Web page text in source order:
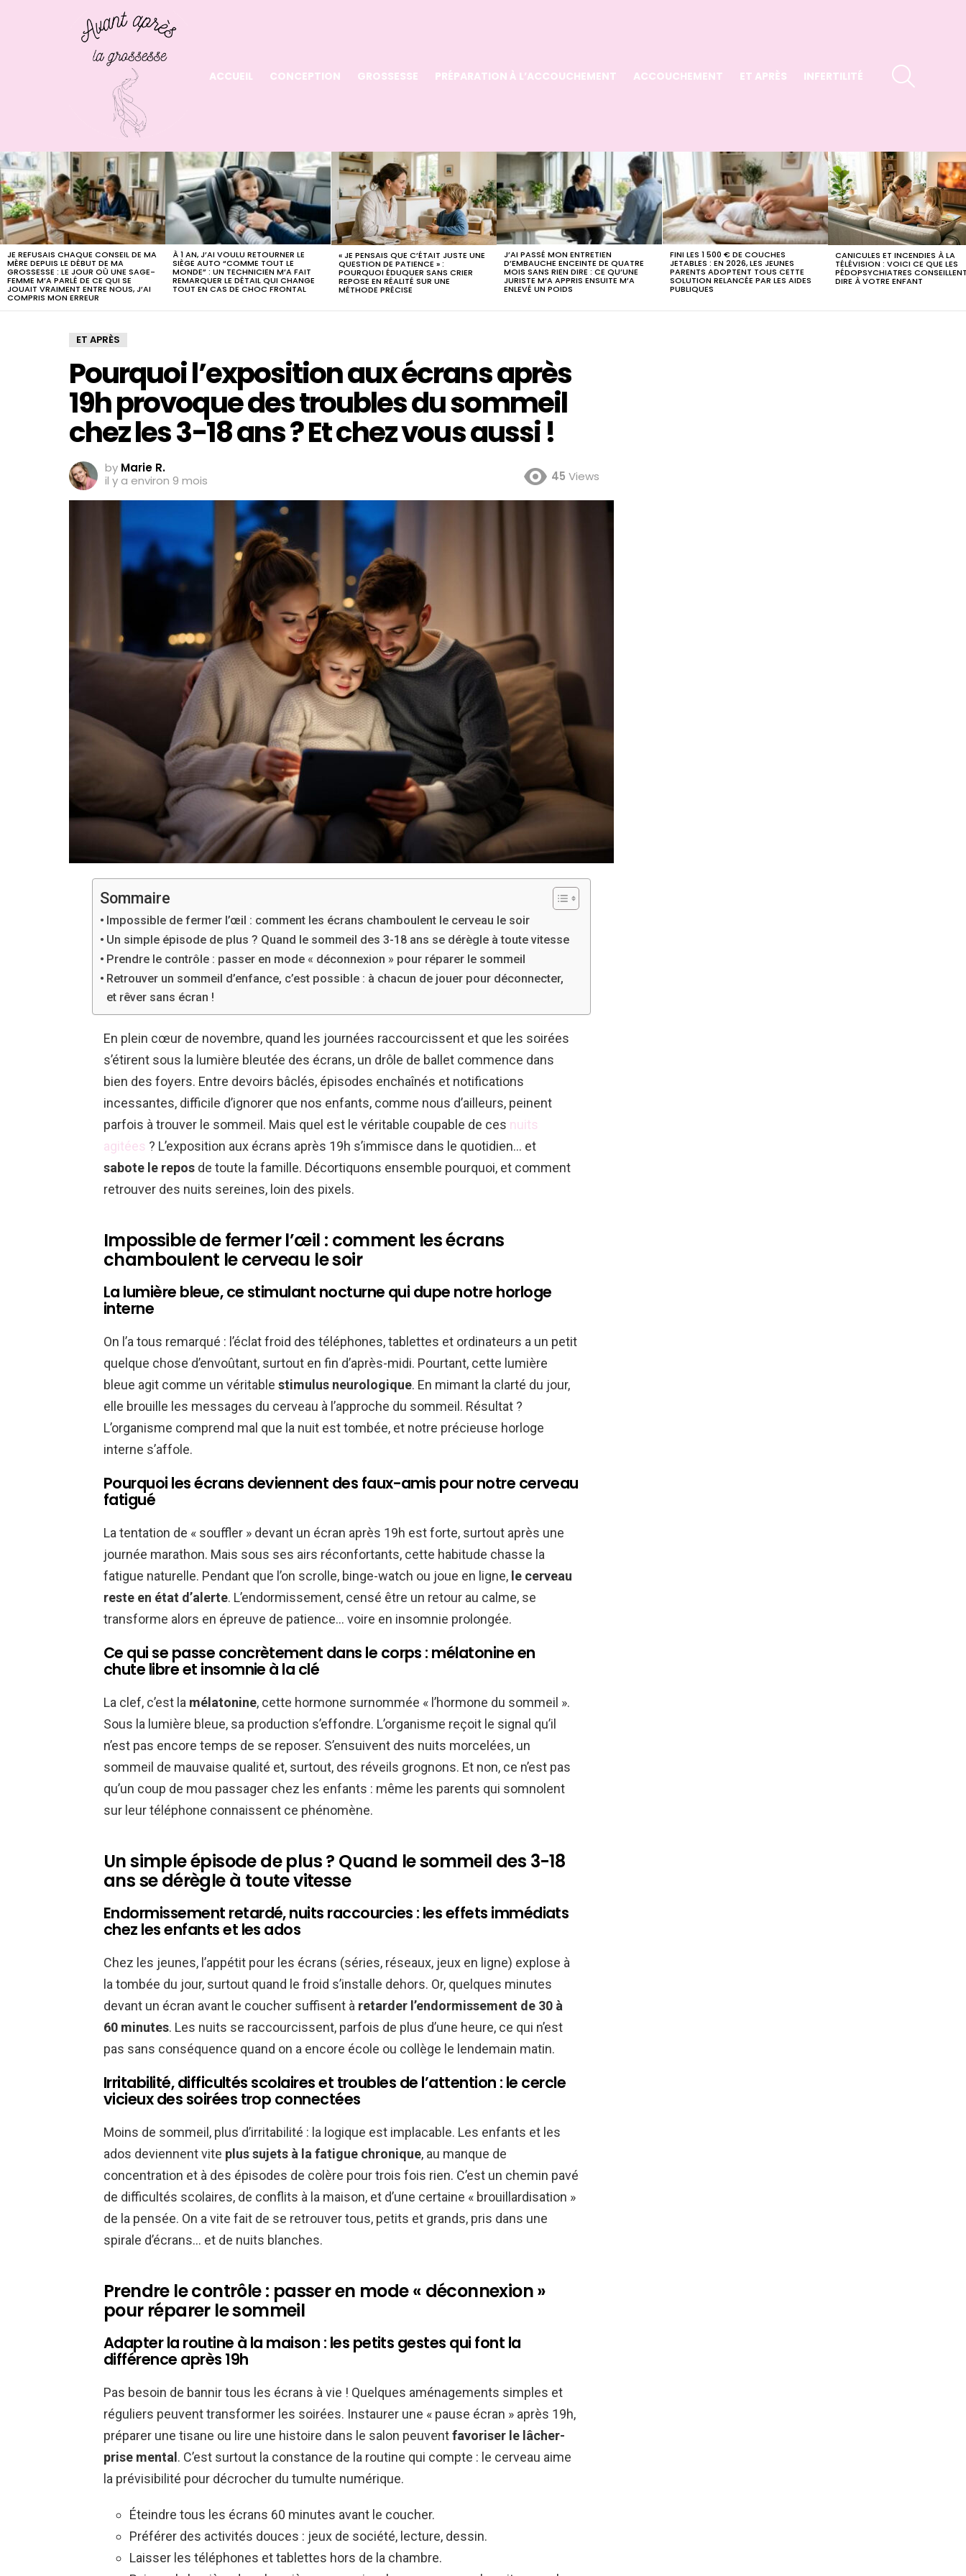
ACCUEIL CONCEPTION GROSSESSE PRÉPARATION À L’ACCOUCHEMENT ACCOUCHEMENT ET APRÈS INFERTILITÉ
LATEST
STORIES
JE REFUSAIS CHAQUE CONSEIL DE MA
MÈRE DEPUIS LE DÉBUT DE MA
GROSSESSE : LE JOUR OÙ UNE SAGE-
FEMME M’A PARLÉ DE CE QUI SE
JOUAIT VRAIMENT ENTRE NOUS, J’AI
COMPRIS MON ERREUR
À 1 AN, J’AI VOULU RETOURNER LE
SIÈGE AUTO “COMME TOUT LE
MONDE” : UN TECHNICIEN M’A FAIT
REMARQUER LE DÉTAIL QUI CHANGE
TOUT EN CAS DE CHOC FRONTAL
« JE PENSAIS QUE C’ÉTAIT JUSTE UNE
QUESTION DE PATIENCE » :
POURQUOI ÉDUQUER SANS CRIER
REPOSE EN RÉALITÉ SUR UNE
MÉTHODE PRÉCISE
J’AI PASSÉ MON ENTRETIEN
D’EMBAUCHE ENCEINTE DE QUATRE
MOIS SANS RIEN DIRE : CE QU’UNE
JURISTE M’A APPRIS ENSUITE M’A
ENLEVÉ UN POIDS
FINI LES 1 500 € DE COUCHES
JETABLES : EN 2026, LES JEUNES
PARENTS ADOPTENT TOUS CETTE
SOLUTION RELANCÉE PAR LES AIDES
PUBLIQUES
CANICULES ET INCENDIES À LA
TÉLÉVISION : VOICI CE QUE LES
PÉDOPSYCHIATRES
DIRE À VOTRE ENFANT
ET APRÈS
Pourquoi l’exposition aux écrans après
19h provoque des troubles du sommeil
chez les 3-18 ans ? Et chez vous aussi !
by Marie R.
il y a environ 9 mois
45 Views
Sommaire
Impossible de fermer l’œil : comment les écrans chamboulent le cerveau le soir
Un simple épisode de plus ? Quand le sommeil des 3-18 ans se dérègle à toute vitesse
Prendre le contrôle : passer en mode « déconnexion » pour réparer le sommeil
Retrouver un sommeil d’enfance, c’est possible : à chacun de jouer pour déconnecter,
et rêver sans écran !
En plein cœur de novembre, quand les journées raccourcissent et que les soirées
s’étirent sous la lumière bleutée des écrans, un drôle de ballet commence dans
bien des foyers. Entre devoirs bâclés, épisodes enchaînés et notifications
incessantes, difficile d’ignorer que nos enfants, comme nous d’ailleurs, peinent
parfois à trouver le sommeil. Mais quel est le véritable coupable de ces nuits
agitées ? L’exposition aux écrans après 19h s’immisce dans le quotidien… et
sabote le repos de toute la famille. Décortiquons ensemble pourquoi, et comment
retrouver des nuits sereines, loin des pixels.
Impossible de fermer l’œil : comment les écrans
chamboulent le cerveau le soir
La lumière bleue, ce stimulant nocturne qui dupe notre horloge
interne
On l’a tous remarqué : l’éclat froid des téléphones, tablettes et ordinateurs a un petit
quelque chose d’envoûtant, surtout en fin d’après-midi. Pourtant, cette lumière
bleue agit comme un véritable stimulus neurologique. En mimant la clarté du jour,
elle brouille les messages du cerveau à l’approche du sommeil. Résultat ?
L’organisme comprend mal que la nuit est tombée, et notre précieuse horloge
interne s’affole.
Pourquoi les écrans deviennent des faux-amis pour notre cerveau
fatigué
La tentation de « souffler » devant un écran après 19h est forte, surtout après une
journée marathon. Mais sous ses airs réconfortants, cette habitude chasse la
fatigue naturelle. Pendant que l’on scrolle, binge-watch ou joue en ligne, le cerveau
reste en état d’alerte. L’endormissement, censé être un retour au calme, se
transforme alors en épreuve de patience… voire en insomnie prolongée.
Ce qui se passe concrètement dans le corps : mélatonine en
chute libre et insomnie à la clé
La clef, c’est la mélatonine, cette hormone surnommée « l’hormone du sommeil ».
Sous la lumière bleue, sa production s’effondre. L’organisme reçoit le signal qu’il
n’est pas encore temps de se reposer. S’ensuivent des nuits morcelées, un
sommeil de mauvaise qualité et, surtout, des réveils grognons. Et non, ce n’est pas
qu’un coup de mou passager chez les enfants : même les parents qui somnolent
sur leur téléphone connaissent ce phénomène.
Un simple épisode de plus ? Quand le sommeil des 3-18
ans se dérègle à toute vitesse
Endormissement retardé, nuits raccourcies : les effets immédiats
chez les enfants et les ados
Chez les jeunes, l’appétit pour les écrans (séries, réseaux, jeux en ligne) explose à
la tombée du jour, surtout quand le froid s’installe dehors. Or, quelques minutes
devant un écran avant le coucher suffisent à retarder l’endormissement de 30 à
60 minutes. Les nuits se raccourcissent, parfois de plus d’une heure, ce qui n’est
pas sans conséquence quand on a encore école ou collège le lendemain matin.
Irritabilité, difficultés scolaires et troubles de l’attention : le cercle
vicieux des soirées trop connectées
Moins de sommeil, plus d’irritabilité : la logique est implacable. Les enfants et les
ados deviennent vite plus sujets à la fatigue chronique, au manque de
concentration et à des épisodes de colère pour trois fois rien. C’est un chemin pavé
de difficultés scolaires, de conflits à la maison, et d’une certaine « brouillardisation »
de la pensée. On a vite fait de se retrouver tous, petits et grands, pris dans une
spirale d’écrans… et de nuits blanches.
Prendre le contrôle : passer en mode « déconnexion »
pour réparer le sommeil
Adapter la routine à la maison : les petits gestes qui font la
différence après 19h
Pas besoin de bannir tous les écrans à vie ! Quelques aménagements simples et
réguliers peuvent transformer les soirées. Instaurer une « pause écran » après 19h,
préparer une tisane ou lire une histoire dans le salon peuventfavoriser le lâcher-
prise mental . C’est surtout la constance de la routine qui compte : le cerveau aime
la prévisibilité pour décrocher du tumulte numérique.
Éteindre tous les écrans 60 minutes avant le coucher.
Préférer des activités douces : jeux de société, lecture, dessin.
Laisser les téléphones et tablettes hors de la chambre.